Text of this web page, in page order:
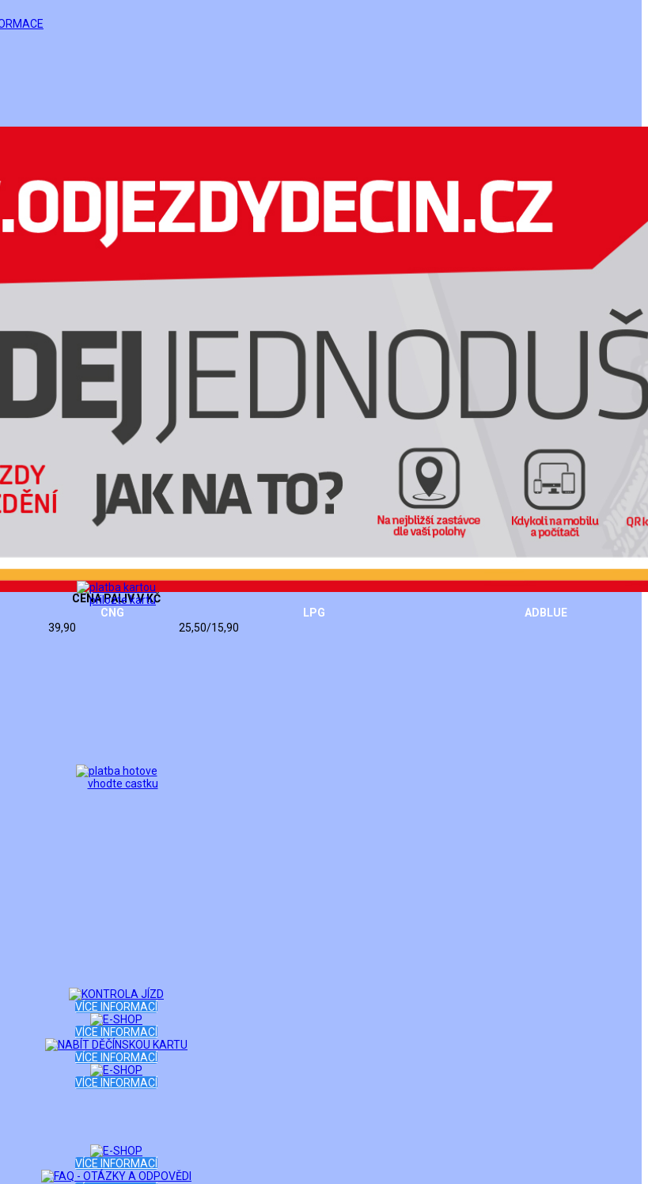
CENA PALIV V KČ
CNG LPG
ADBLUE
39,90 25,50/15,90
VÍCE INFORMACÍ
VÍCE INFORMACÍ
VÍCE INFORMACÍ
VÍCE INFORMACÍ
VÍCE INFORMACÍ